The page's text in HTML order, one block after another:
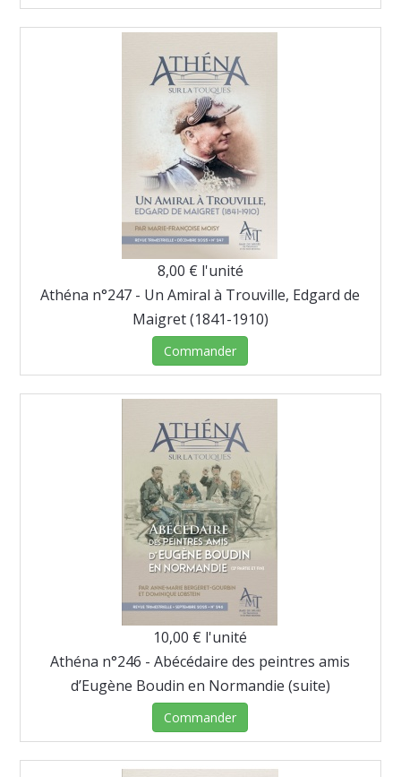
8,00 € l'unité
Athéna n°247 - Un Amiral à Trouville, Edgard de
Maigret (1841-1910)
Commander
10,00 € l'unité
Athéna n°246 - Abécédaire des peintres amis
d’Eugène Boudin en Normandie (suite)
Commander